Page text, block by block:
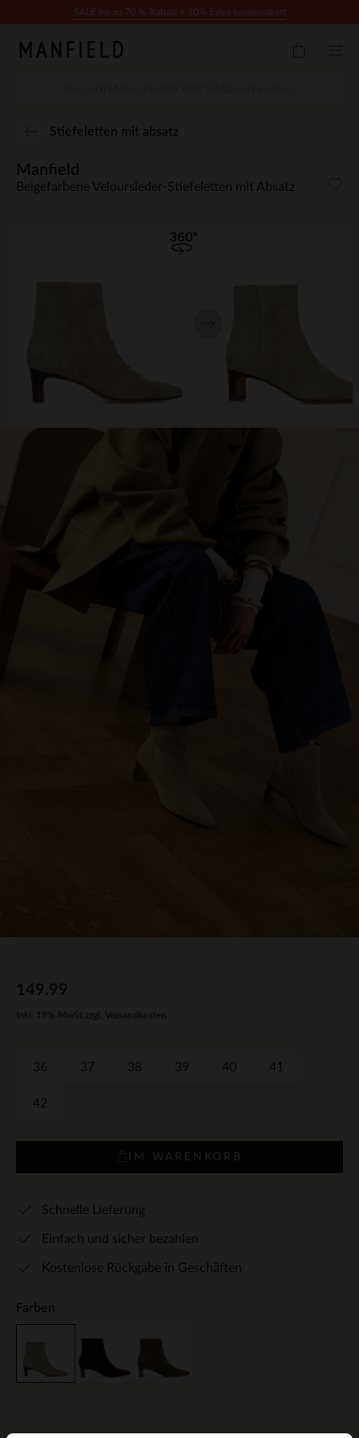
Stiefeletten mit absatz
Manfield
Beigefarbene Veloursleder-Stiefeletten mit Absatz
149.99
Inkl. 19% MwSt zzgl. Versandkosten
36 37 38 39 40 41
42
IM WARENKORB
Schnelle Lieferung
Einfach und sicher bezahlen
Kostenlose Rückgabe in Geschäften
Farben